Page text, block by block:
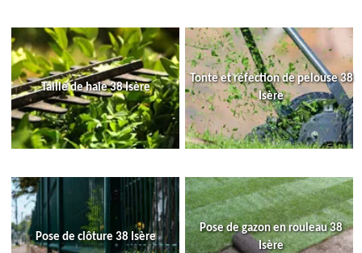
Taille de haie 38 Isère
Tonte et réfection de pelouse 38
Isère
Pose de clôture 38 Isère
Pose de gazon en rouleau 38
Isère